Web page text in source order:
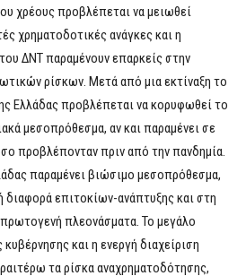
χρέους προβλέπεται να μειωθεί
χρηματοδοτικές ανάγκες και η
ΔΝΤ παραμένουν επαρκείς στην
ρίσκων. Μετά από μια εκτίναξη το
Ελλάδας προβλέπεται να κορυφωθεί το
μεσοπρόθεσμα, αν και παραμένει σε
προβλέπονταν πριν από την πανδημία.
παραμένει βιώσιμο μεσοπρόθεσμα,
διαφορά επιτοκίων-ανάπτυξης και στη
πλεονάσματα. Το μεγάλο
και η ενεργή διαχείριση
τα ρίσκα αναχρηματοδότησης,